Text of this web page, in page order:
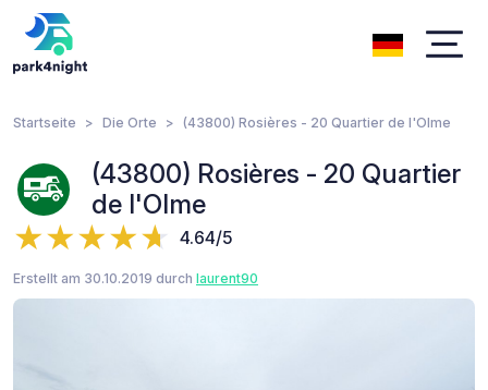
Startseite Die Orte (43800) Rosières - 20 Quartier de l'Olme
(43800) Rosières - 20 Quartier
de l'Olme
4.64/5
Erstellt am 30.10.2019 durch laurent90